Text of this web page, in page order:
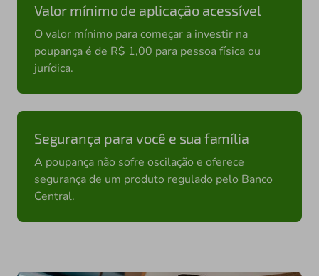
Valor mínimo de aplicação acessível
O valor mínimo para começar a investir na
poupança é de R$ 1,00 para pessoa física ou
jurídica.
Segurança para você e sua família
A poupança não sofre oscilação e oferece
segurança de um produto regulado pelo Banco
Central.